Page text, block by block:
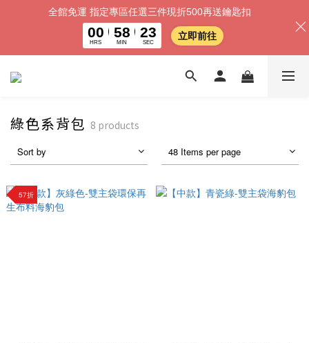
綠色系背包 8 products
Sort by 48 Items per page
57折
全館免運 指定專區任選三件現折500再送鑰匙扣
00
HRS
58
MIN
22
SEC
立即前往